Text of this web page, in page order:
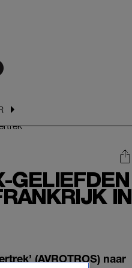
GELIEFDEN
IN
(AVROTROS) naar